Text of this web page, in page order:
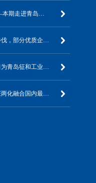
资源影响力.企业风云榜—本期走进青岛玉成咨询有限公司！
紧跟国家数据经济战略步伐，部分优质企业率先启动DCMM数据管理能力成熟度模型评估！
由青岛玉成咨询有限公司为青岛征和工业股份有限公司开展“DCMM数据管理能力成熟度”咨询评估启动培训会及调研评估获圆满成功！！！
热烈祝贺青岛康普顿荣获两化融合国内最高等级AAA评定证书